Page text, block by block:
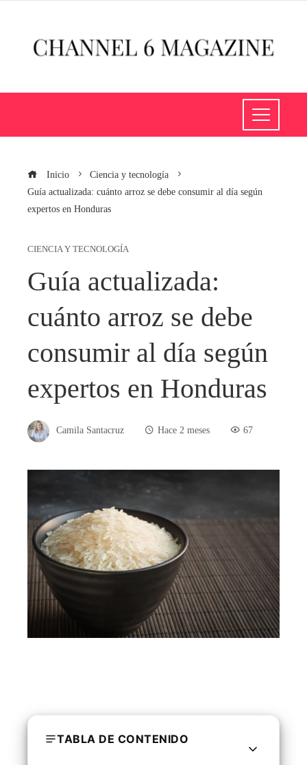
Inicio
Ciencia y tecnología
Guía actualizada: cuánto arroz se debe consumir al día según
expertos en Honduras
CIENCIA Y TECNOLOGÍA
Guía actualizada:
cuánto arroz se debe
consumir al día según
expertos en Honduras
Camila Santacruz Hace 2 meses 67
TABLA DE CONTENIDO